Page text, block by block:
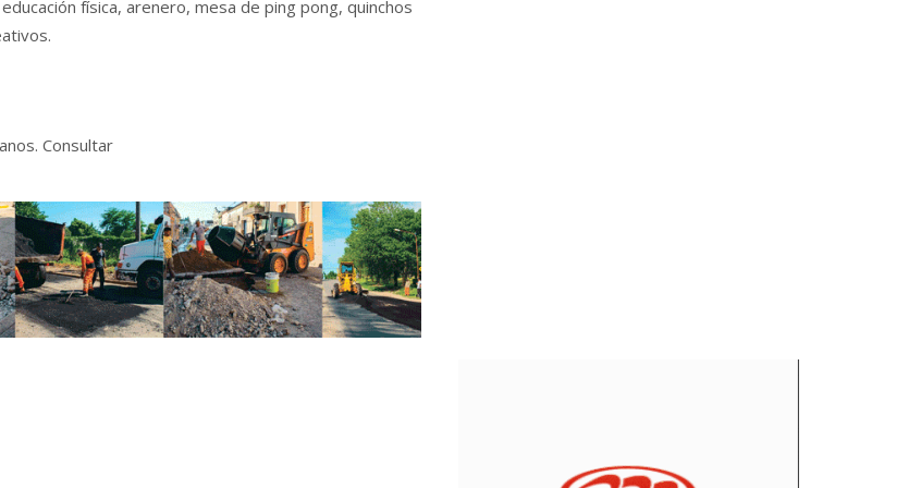
física, arenero, mesa de ping pong, quinchos
Consultar